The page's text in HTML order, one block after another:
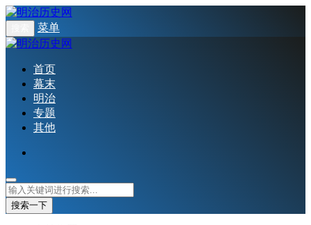
菜单
首页
幕末
明治
专题
其他
搜索一下